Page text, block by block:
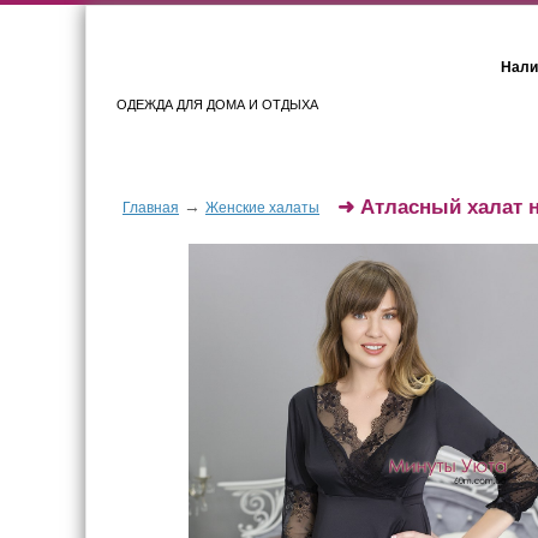
ОДЕЖДА ДЛЯ ДОМА И ОТДЫХА
Главная → Женские халаты ➜ Атласный халат